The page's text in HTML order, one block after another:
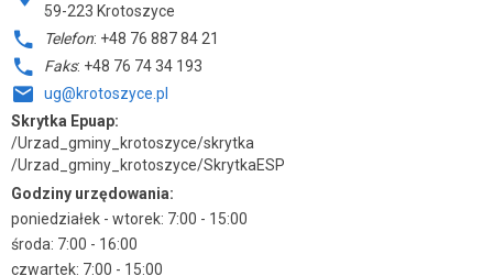
59-223 Krotoszyce
Telefon: +48 76 887 84 21
Faks: +48 76 74 34 193
ug@krotoszyce.pl
Skrytka Epuap:
/Urzad_gminy_krotoszyce/skrytka
/Urzad_gminy_krotoszyce/SkrytkaESP
Godziny urzędowania:
poniedziałek - wtorek: 7:00 - 15:00
środa: 7:00 - 16:00
czwartek: 7:00 - 15:00